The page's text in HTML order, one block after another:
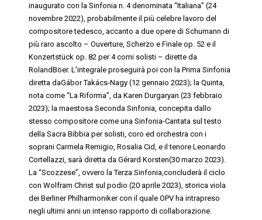
inaugurato con la Sinfonia n. 4 denominata “Italiana” (24
novembre 2022), probabilmente il più celebre lavoro del
compositore tedesco, accanto a due opere di Schumann di
più raro ascolto –Ouverture, Scherzo e Finale op. 52 e il
Konzertstück op. 82 per 4 corni solisti – dirette da
RolandBöer. L’integrale proseguirà poi con la Prima Sinfonia
diretta daGábor Takács-Nagy (12 gennaio 2023); la Quinta,
nota come “La Riforma”, da Karen Durgaryan (23 febbraio
2023); la maestosa Seconda Sinfonia, concepita dallo
stesso compositore come una Sinfonia-Cantata sul testo
della Sacra Bibbia per solisti, coro ed orchestra con i
soprani Carmela Remigio ,Rosalia Cid , e iltenore Leonardo
Cortellazzi , sarà diretta daGérardKorsten(30 marzo 2023).
La “Scozzese”, ovvero la Terza Sinfonia,concluderà il ciclo
conWolfram Christ sul podio (20 aprile 2023), storica viola
dei Berliner Philharmoniker con il quale OPV ha intrapreso
negli ultimi anni un intenso rapporto di collaborazione.